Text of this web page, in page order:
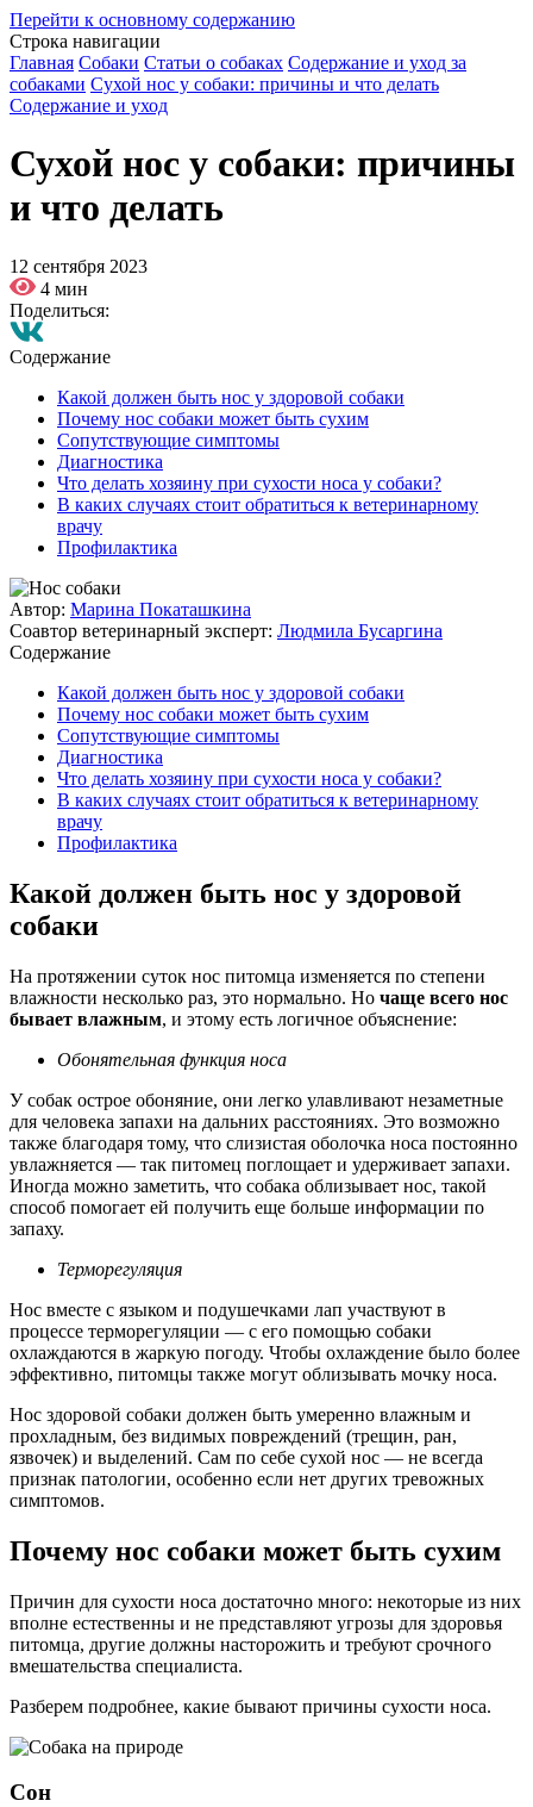
Перейти к основному содержанию
Строка навигации
Главная Собаки Статьи о собаках Содержание и уход за
собаками Сухой нос у собаки: причины и что делать
Содержание и уход
Сухой нос у собаки: причины
и что делать
12 сентября 2023
4 мин
Поделиться:
Содержание
Какой должен быть нос у здоровой собаки
Почему нос собаки может быть сухим
Сопутствующие симптомы
Диагностика
Что делать хозяину при сухости носа у собаки?
В каких случаях стоит обратиться к ветеринарному
врачу
Профилактика
Автор: Марина Покаташкина
Соавтор ветеринарный эксперт: Людмила Бусаргина
Содержание
Какой должен быть нос у здоровой собаки
Почему нос собаки может быть сухим
Сопутствующие симптомы
Диагностика
Что делать хозяину при сухости носа у собаки?
В каких случаях стоит обратиться к ветеринарному
врачу
Профилактика
Какой должен быть нос у здоровой
собаки
На протяжении суток нос питомца изменяется по степени
влажности несколько раз, это нормально. Но чаще всего нос
бывает влажным, и этому есть логичное объяснение:
Обонятельная функция носа
У собак острое обоняние, они легко улавливают незаметные
для человека запахи на дальних расстояниях. Это возможно
также благодаря тому, что слизистая оболочка носа постоянно
увлажняется — так питомец поглощает и удерживает запахи.
Иногда можно заметить, что собака облизывает нос, такой
способ помогает ей получить еще больше информации по
запаху.
Терморегуляция
Нос вместе с языком и подушечками лап участвуют в
процессе терморегуляции — с его помощью собаки
охлаждаются в жаркую погоду. Чтобы охлаждение было более
эффективно, питомцы также могут облизывать мочку носа.
Нос здоровой собаки должен быть умеренно влажным и
прохладным, без видимых повреждений (трещин, ран,
язвочек) и выделений. Сам по себе сухой нос — не всегда
признак патологии, особенно если нет других тревожных
симптомов.
Почему нос собаки может быть сухим
Причин для сухости носа достаточно много: некоторые из них
вполне естественны и не представляют угрозы для здоровья
питомца, другие должны насторожить и требуют срочного
вмешательства специалиста.
Разберем подробнее, какие бывают причины сухости носа.
Сон